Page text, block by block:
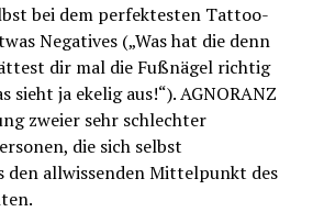
bei dem perfektesten Tattoo-
Negatives („Was hat die denn
dir mal die Fußnägel richtig
sieht ja ekelig aus!“). AGNORANZ
zweier sehr schlechter
die sich selbst
den allwissenden Mittelpunkt des